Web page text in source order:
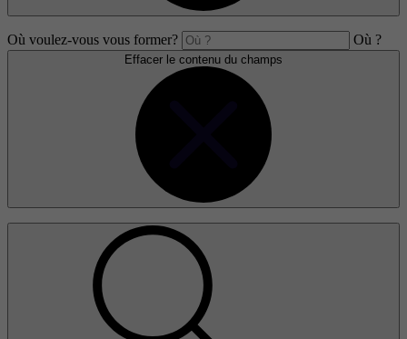
Où voulez-vous vous former? Où ?
Effacer le contenu du champs